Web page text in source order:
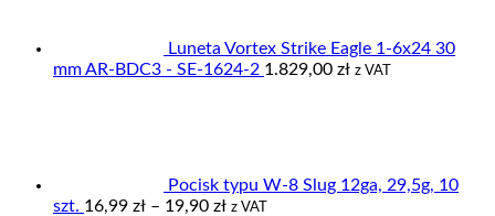
Luneta Vortex Strike Eagle 1-6x24 30
mm AR-BDC3 - SE-1624-2 1.829,00 zł z VAT
Pocisk typu W-8 Slug 12ga, 29,5g, 10
szt. 16,99 zł – 19,90 złZakres
z VAT